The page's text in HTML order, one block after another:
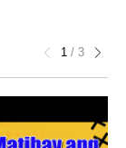
1 / 3